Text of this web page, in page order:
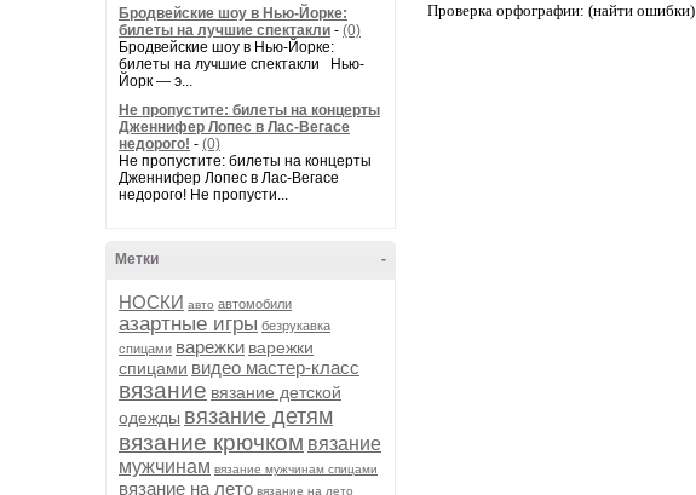
Бродвейские шоу в Нью-Йорке:
билеты на лучшие спектакли - (0)
Бродвейские шоу в Нью-Йорке:
билеты на лучшие спектакли Нью-
Йорк — э...
Не пропустите: билеты на концерты
Дженнифер Лопес в Лас-Вегасе
недорого! - (0)
Не пропустите: билеты на концерты
Дженнифер Лопес в Лас-Вегасе
недорого! Не пропусти...
-
Метки
НОСКИ авто автомобили
азартные игры безрукавка
спицами варежки варежки
спицами видео мастер-класс
вязание вязание детской
одежды вязание детям
вязание крючком вязание
мужчинам вязание мужчинам спицами
вязание на лето вязание на лето
Проверка орфографии: (найти ошибки)